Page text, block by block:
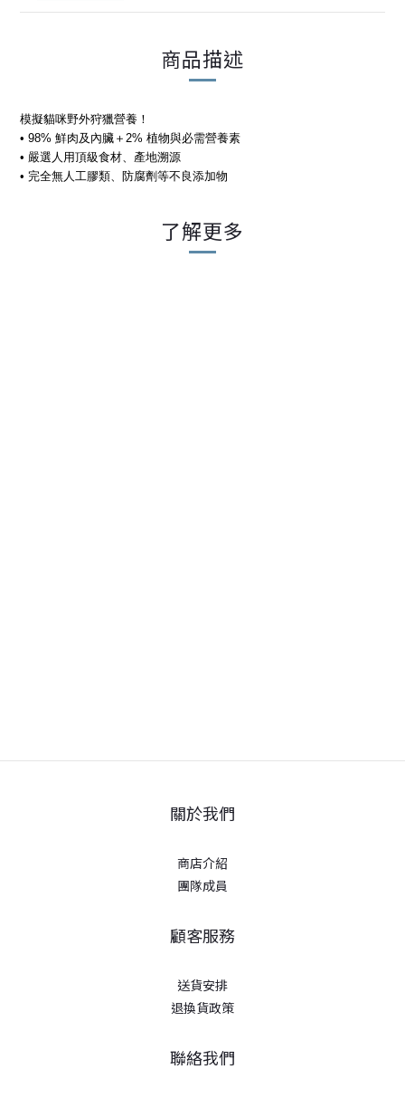
商品描述
模擬貓咪野外狩獵營養！
• 98% 鮮肉及內臟＋2% 植物與必需營養素
• 嚴選人用頂級食材、產地溯源
• 完全無人工膠類、防腐劑等不良添加物
了解更多
關於我們
商店介紹
團隊成員
顧客服務
送貨安排
退換貨政策
聯絡我們